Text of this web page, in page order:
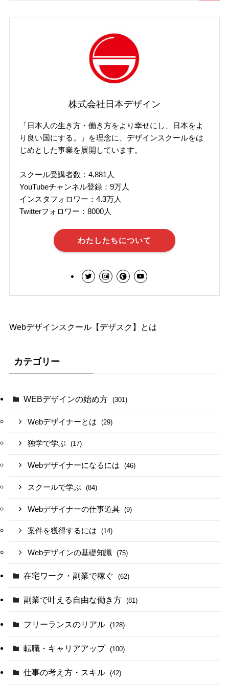
株式会社日本デザイン
「日本人の生き方・働き方をより幸せにし、日本をよ
り良い国にする。」を理念に、デザインスクールをは
じめとした事業を展開しています。
スクール受講者数：4,881人
YouTubeチャンネル登録：9万人
インスタフォロワー：4.3万人
Twitterフォロワー：8000人
わたしたちについて
Webデザインスクール【デザスク】とは
カテゴリー
WEBデザインの始め方 (301)
Webデザイナーとは (29)
独学で学ぶ (17)
Webデザイナーになるには (46)
スクールで学ぶ (84)
Webデザイナーの仕事道具 (9)
案件を獲得するには (14)
Webデザインの基礎知識 (75)
在宅ワーク・副業で稼ぐ (62)
副業で叶える自由な働き方 (81)
フリーランスのリアル (128)
転職・キャリアアップ (100)
仕事の考え方・スキル (42)